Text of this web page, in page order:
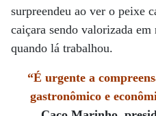
surpreendeu ao ver o peixe
caiçara sendo valorizada em
quando lá trabalhou.
“É urgente a
gastronômico e